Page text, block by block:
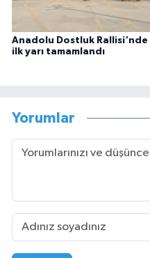
Anadolu Dostluk Rallisi'nde
ilk yarı tamamlandı
Yorumlar